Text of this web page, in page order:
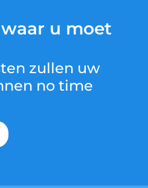
u moet
zullen uw
no time